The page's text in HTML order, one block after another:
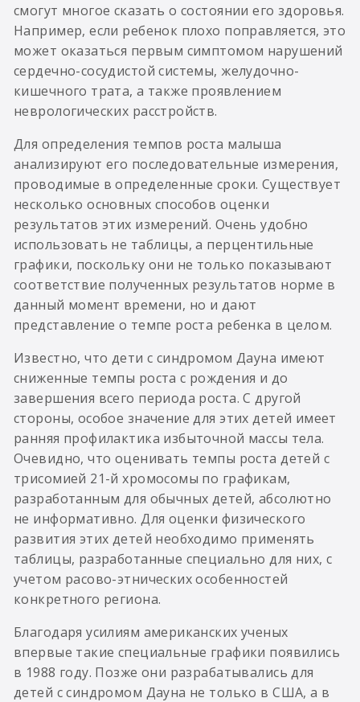
смогут многое сказать о состоянии его здоровья.
Например, если ребенок плохо поправляется, это
может оказаться первым симптомом нарушений
сердечно-сосудистой системы, желудочно-
кишечного трата, а также проявлением
неврологических расстройств.
Для определения темпов роста малыша
анализируют его последовательные измерения,
проводимые в определенные сроки. Существует
несколько основных способов оценки
результатов этих измерений. Очень удобно
использовать не таблицы, а перцентильные
графики, поскольку они не только показывают
соответствие полученных результатов норме в
данный момент времени, но и дают
представление о темпе роста ребенка в целом.
Известно, что дети с синдромом Дауна имеют
сниженные темпы роста с рождения и до
завершения всего периода роста. С другой
стороны, особое значение для этих детей имеет
ранняя профилактика избыточной массы тела.
Очевидно, что оценивать темпы роста детей с
трисомией 21-й хромосомы по графикам,
разработанным для обычных детей, абсолютно
не информативно. Для оценки физического
развития этих детей необходимо применять
таблицы, разработанные специально для них, с
учетом расово-этнических особенностей
конкретного региона.
Благодаря усилиям американских ученых
впервые такие специальные графики появились
в 1988 году. Позже они разрабатывались для
детей с синдромом Дауна не только в США, а в